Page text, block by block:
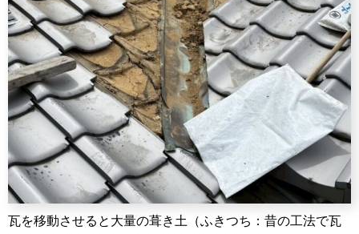
瓦を移動させると大量の葺き土（ふきつち：昔の工法で瓦